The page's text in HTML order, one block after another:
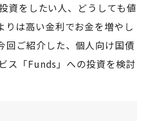
資をしたい人、どうしても値
は高い金利でお金を増やし
回ご紹介した、個人向け国債
ス「Funds」への投資を検討